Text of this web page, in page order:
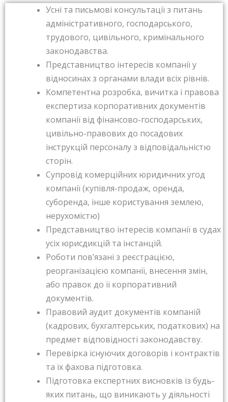
Усні та письмові консультації з питань
адміністративного, господарського,
трудового, цивільного, кримінального
законодавства.
Представництво інтересів компанії у
відносинах з органами влади всіх рівнів.
Компетентна розробка, вичитка і правова
експертиза корпоративних документів
компанії від фінансово-господарських,
цивільно-правових до посадових
інструкцій персоналу з відповідальністю
сторін.
Супровід комерційних юридичних угод
компанії (купівля-продаж, оренда,
суборенда, інше користування землею,
нерухомістю)
Представництво інтересів компанії в судах
усіх юрисдикцій та інстанцій.
Роботи пов’язані з реєстрацією,
реорганізацією компанії, внесення змін,
або правок до її корпоративний
документів.
Правовий аудит документів компаній
(кадрових, бухгалтерських, податкових) на
предмет відповідності законодавству.
Перевірка існуючих договорів і контрактів
та їх фахова підготовка.
Підготовка експертних висновків із будь-
яких питань, що виникають у діяльності